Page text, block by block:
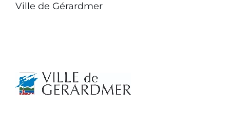
Ville de Gérardmer